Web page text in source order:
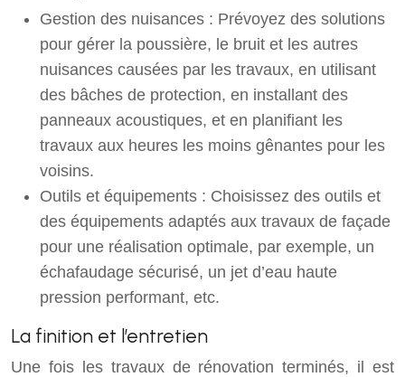
Gestion des nuisances : Prévoyez des solutions
pour gérer la poussière, le bruit et les autres
nuisances causées par les travaux, en utilisant
des bâches de protection, en installant des
panneaux acoustiques, et en planifiant les
travaux aux heures les moins gênantes pour les
voisins.
Outils et équipements : Choisissez des outils et
des équipements adaptés aux travaux de façade
pour une réalisation optimale, par exemple, un
échafaudage sécurisé, un jet d’eau haute
pression performant, etc.
La finition et l’entretien
Une fois les travaux de rénovation terminés, il est